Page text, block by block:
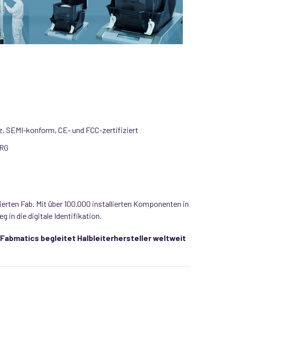
SEMI-konform, CE- und FCC-zertifiziert
Fab. Mit über 100.000 installierten Komponenten in
in die digitale Identifikation.
Fabmatics begleitet Halbleiterhersteller weltweit